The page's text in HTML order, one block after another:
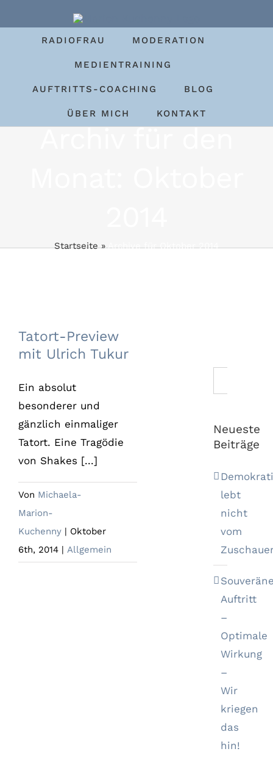
Inhalt
springenRADIOFRAU MODERATION
MEDIENTRAINING
AUFTRITTS-COACHING BLOG
ÜBER MICH KONTAKT
Archiv für den
Startseite»Archive für Oktober 2014
Ulrich Tukur
Tatort-Preview
mit Ulrich Tukur
Ein absolut
besonderer und
gänzlich einmaliger
Tatort. Eine Tragödie
von Shakes [...]
Von Michaela-
Marion-
Kuchenny | Oktober
6th, 2014 | Allgemein
nach:
Neueste
Beiträge
lebt
nicht
vom
Auftritt
–
Optimale
Wirkung
–
Wir
kriegen
das
hin!